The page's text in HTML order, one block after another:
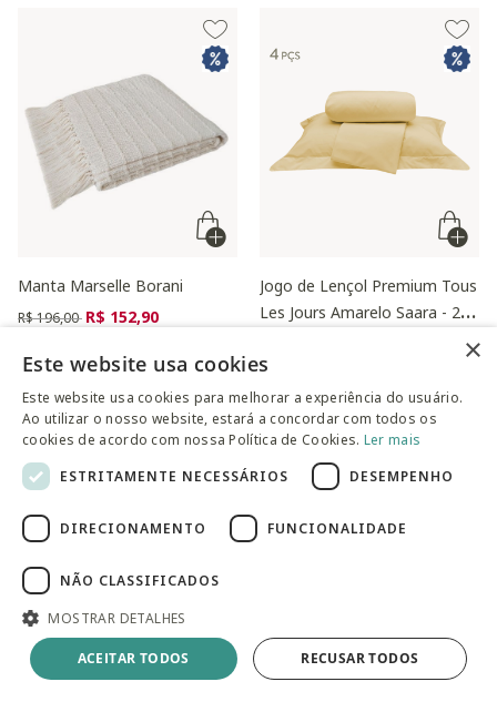
Manta Marselle Borani
Preço reduzido de
R$ 196,00 para
R$ 152,90
Jogo de Lençol Premium Tous
Les Jours Amarelo Saara - 200
Fronha Mini Aba Prata
Preço reduzido de
para
R$ 74,90
Travesseiro 50% Plumas e
50% Penas de Ganso Vicky -
×
Este website usa cookies
Este website usa cookies para melhorar a experiência do usuário.
Ao utilizar o nosso website, estará a concordar com todos os
cookies de acordo com nossa Política de Cookies. Ler mais
ESTRITAMENTE NECESSÁRIOS
DESEMPENHO
DIRECIONAMENTO FUNCIONALIDADE
NÃO CLASSIFICADOS
MOSTRAR DETALHES
ACEITAR TODOS RECUSAR TODOS